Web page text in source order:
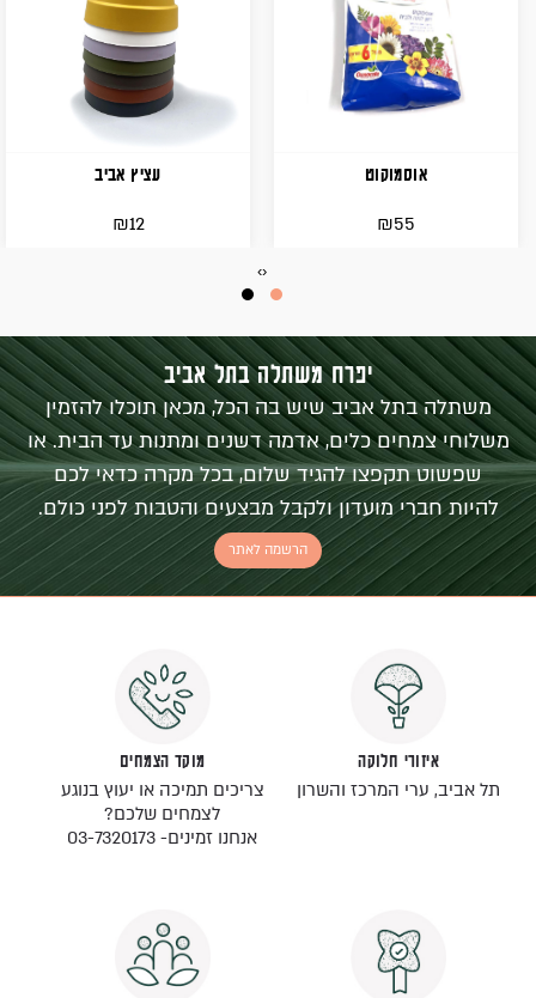
אוסמוקוט
55
₪
עציץ אביב
12
₪
‹
›
יפרח משתלה בתל אביב
משתלה בתל אביב שיש בה הכל, מכאן תוכלו להזמין
משלוחי צמחים כלים, אדמה דשנים ומתנות עד הבית. או
שפשוט תקפצו להגיד שלום, בכל מקרה כדאי לכם
להיות חברי מועדון ולקבל מבצעים והטבות לפני כולם.
הרשמה לאתר
איזורי חלוקה
תל אביב, ערי המרכז והשרון
מוקד הצמחים
צריכים תמיכה או יעוץ בנוגע
לצמחים שלכם?
אנחנו זמינים- 03-7320173